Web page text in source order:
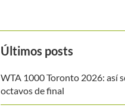
Últimos posts
WTA 1000 Toronto 2026: así
octavos de final